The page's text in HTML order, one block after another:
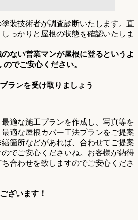
装技術者が調査診断いたします。直
っかりと屋根の状態を確認いたしま
ない営業マンが屋根に登るというよ
でご安心ください。
ランを受け取りましょう
適な施工プランを作成し、写真等を
適な屋根カバー工法プランをご提案
箇所などがあれば、合わせてご提案
でご安心くださいね。お客様が納得
合わせを致しますのでご安心くださ
ざいます！